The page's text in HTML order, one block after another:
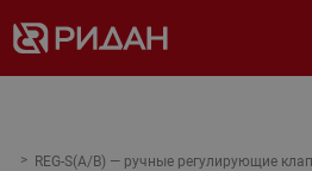
REG-S(A/B) — ручные регулирующие